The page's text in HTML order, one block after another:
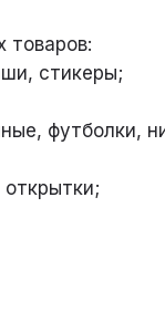
товаров:
стикеры;
футболки,